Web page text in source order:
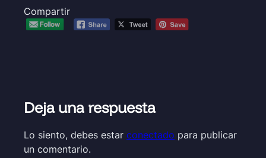
Compartir
Deja una respuesta
Lo siento, debes estar conectado para publicar
un comentario.